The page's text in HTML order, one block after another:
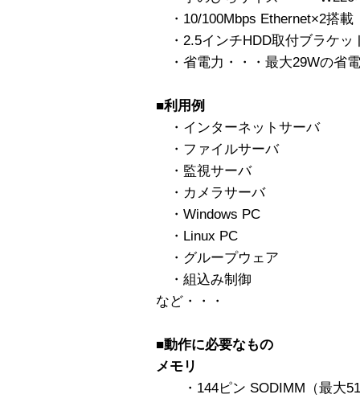
・10/100Mbps Ethernet×2搭載
・2.5インチHDD取付ブラケッ
・省電力・・・最大29Wの省
■利用例
・インターネットサーバ
・ファイルサーバ
・監視サーバ
・カメラサーバ
・Windows PC
・Linux PC
・グループウェア
・組込み制御
など・・・
■動作に必要なもの
メモリ
・144ピン SODIMM（最大